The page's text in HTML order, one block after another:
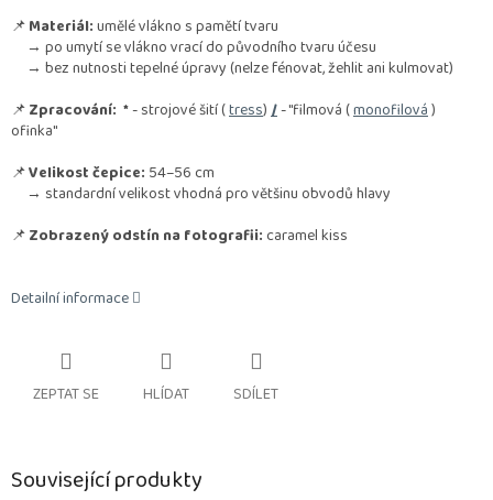
📌Materiál:umělé vlákno s pamětí tvaru
→ po umytí se vlákno vrací do původního tvaru účesu
→ bez nutnosti tepelné úpravy (nelze fénovat, žehlit ani kulmovat)
📌Zpracování: *- strojové šití (tress)/- "filmová (monofilová)
ofinka"
📌Velikost čepice: 54–56 cm
→ standardní velikost vhodná pro většinu obvodů hlavy
📌Zobrazený odstín na fotografii: caramel kiss
Detailní informace
ZEPTAT SE HLÍDAT SDÍLET
Související produkty